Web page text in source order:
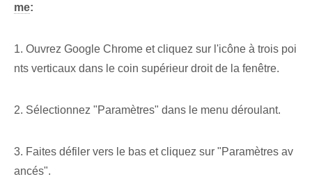
me:
1. Ouvrez Google Chrome et cliquez sur l'icône à trois poi
nts verticaux dans le coin supérieur droit de la fenêtre.
2. Sélectionnez "Paramètres" dans le menu déroulant.
3. Faites défiler vers le bas et cliquez sur "Paramètres av
ancés".